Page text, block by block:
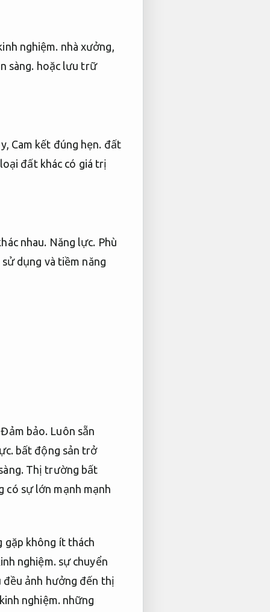
nghiệm. nhà xưởng,
sàng. hoặc lưu trữ
Cam kết đúng hẹn. đất
đất khác có giá trị
nhau. Năng lực. Phù
dụng và tiềm năng
Đảm bảo. Luôn sẵn
bất động sản trở
Thị trường bất
có sự lớn mạnh mạnh
không ít thách
nghiệm. sự chuyển
ảnh hưởng đến thị
nghiệm. những